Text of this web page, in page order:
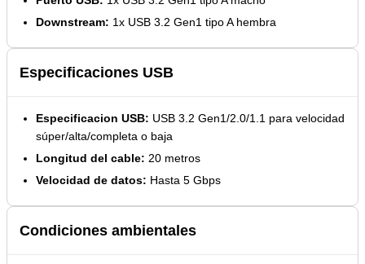
Downstream: 1x USB 3.2 Gen1 tipo A hembra
Especificaciones USB
Especificacion USB: USB 3.2 Gen1/2.0/1.1 para velocidad
súper/alta/completa o baja
Longitud del cable: 20 metros
Velocidad de datos: Hasta 5 Gbps
Condiciones ambientales